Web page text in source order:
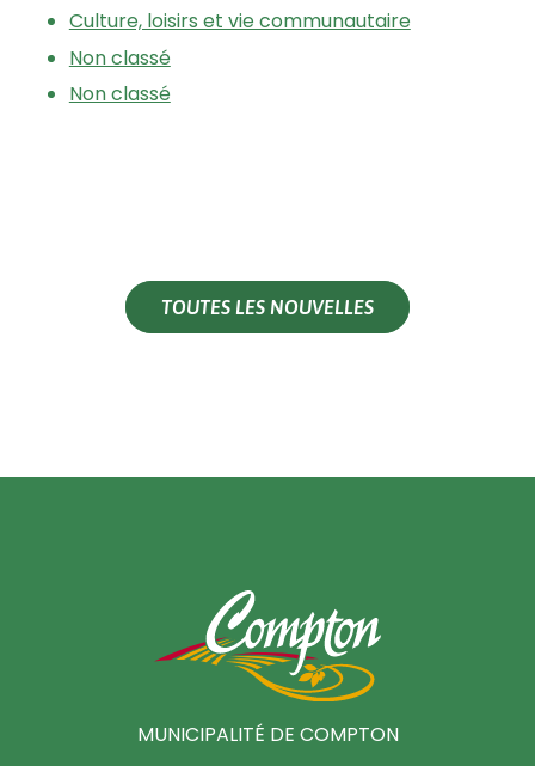
Culture, loisirs et vie communautaire
Non classé
Non classé
TOUTES LES NOUVELLES
MUNICIPALITÉ DE COMPTON